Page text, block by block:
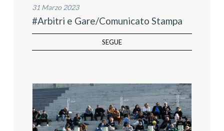
31 Marzo 2023
#Arbitri e Gare/Comunicato Stampa
SEGUE